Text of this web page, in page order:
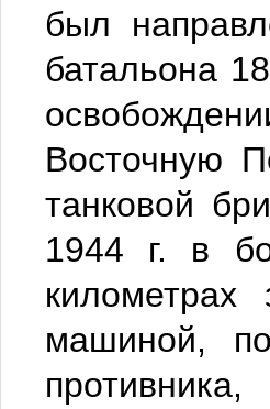
был
батальона
Восточную
танковой
1944 г. в
машиной,